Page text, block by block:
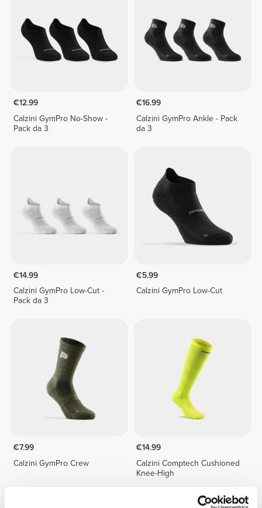
€12.99
Calzini GymPro No-Show -
Pack da 3
€16.99
Calzini GymPro Ankle - Pack
da 3
€14.99
Calzini GymPro Low-Cut -
Pack da 3
€5.99
Calzini GymPro Low-Cut
€7.99
Calzini GymPro Crew
€14.99
Calzini Comptech Cushioned
Knee-High